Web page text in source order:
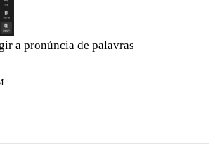
a pronúncia de palavras